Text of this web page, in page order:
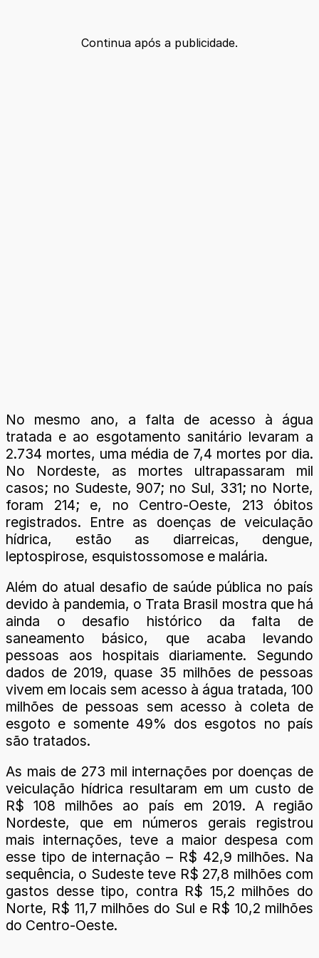
Continua após a publicidade.
No mesmo ano, a falta de acesso à água
tratada e ao esgotamento sanitário levaram a
2.734 mortes, uma média de 7,4 mortes por dia.
No Nordeste, as mortes ultrapassaram mil
casos; no Sudeste, 907; no Sul, 331; no Norte,
foram 214; e, no Centro-Oeste, 213 óbitos
registrados. Entre as doenças de veiculação
hídrica, estão as diarreicas, dengue,
leptospirose, esquistossomose e malária.
Além do atual desafio de saúde pública no país
devido à pandemia, o Trata Brasil mostra que há
ainda o desafio histórico da falta de
saneamento básico, que acaba levando
pessoas aos hospitais diariamente. Segundo
dados de 2019, quase 35 milhões de pessoas
vivem em locais sem acesso à água tratada, 100
milhões de pessoas sem acesso à coleta de
esgoto e somente 49% dos esgotos no país
são tratados.
As mais de 273 mil internações por doenças de
veiculação hídrica resultaram em um custo de
R$ 108 milhões ao país em 2019. A região
Nordeste, que em números gerais registrou
mais internações, teve a maior despesa com
esse tipo de internação – R$ 42,9 milhões. Na
sequência, o Sudeste teve R$ 27,8 milhões com
gastos desse tipo, contra R$ 15,2 milhões do
Norte, R$ 11,7 milhões do Sul e R$ 10,2 milhões
do Centro-Oeste.